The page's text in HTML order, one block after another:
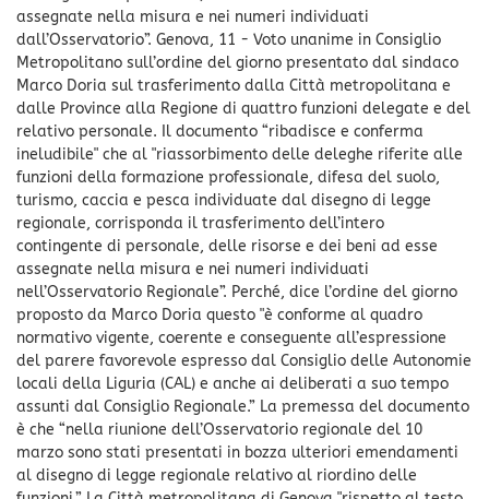
assegnate nella misura e nei numeri individuati
dall’Osservatorio”. Genova, 11 - Voto unanime in Consiglio
Metropolitano sull’ordine del giorno presentato dal sindaco
Marco Doria sul trasferimento dalla Città metropolitana e
dalle Province alla Regione di quattro funzioni delegate e del
relativo personale. Il documento “ribadisce e conferma
ineludibile" che al "riassorbimento delle deleghe riferite alle
funzioni della formazione professionale, difesa del suolo,
turismo, caccia e pesca individuate dal disegno di legge
regionale, corrisponda il trasferimento dell’intero
contingente di personale, delle risorse e dei beni ad esse
assegnate nella misura e nei numeri individuati
nell’Osservatorio Regionale”. Perché, dice l’ordine del giorno
proposto da Marco Doria questo "è conforme al quadro
normativo vigente, coerente e conseguente all’espressione
del parere favorevole espresso dal Consiglio delle Autonomie
locali della Liguria (CAL) e anche ai deliberati a suo tempo
assunti dal Consiglio Regionale.” La premessa del documento
è che “nella riunione dell’Osservatorio regionale del 10
marzo sono stati presentati in bozza ulteriori emendamenti
al disegno di legge regionale relativo al riordino delle